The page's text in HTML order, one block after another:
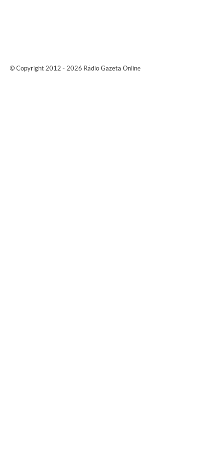
© Copyright 2012 - 2026 Rádio Gazeta Online